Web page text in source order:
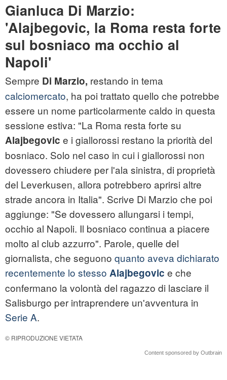
Gianluca Di Marzio:
'Alajbegovic, la Roma resta forte
sul bosniaco ma occhio al
Napoli'
Sempre Di Marzio, restando in tema
calciomercato, ha poi trattato quello che potrebbe
essere un nome particolarmente caldo in questa
sessione estiva: "La Roma resta forte su
Alajbegovic e i giallorossi restano la priorità del
bosniaco. Solo nel caso in cui i giallorossi non
dovessero chiudere per l'ala sinistra, di proprietà
del Leverkusen, allora potrebbero aprirsi altre
strade ancora in Italia". Scrive Di Marzio che poi
aggiunge: "Se dovessero allungarsi i tempi,
occhio al Napoli. Il bosniaco continua a piacere
molto al club azzurro". Parole, quelle del
giornalista, che seguono quanto aveva dichiarato
recentemente lo stesso Alajbegovic e che
confermano la volontà del ragazzo di lasciare il
Salisburgo per intraprendere un'avventura in
Serie A.
© RIPRODUZIONE VIETATA
Content sponsored by Outbrain